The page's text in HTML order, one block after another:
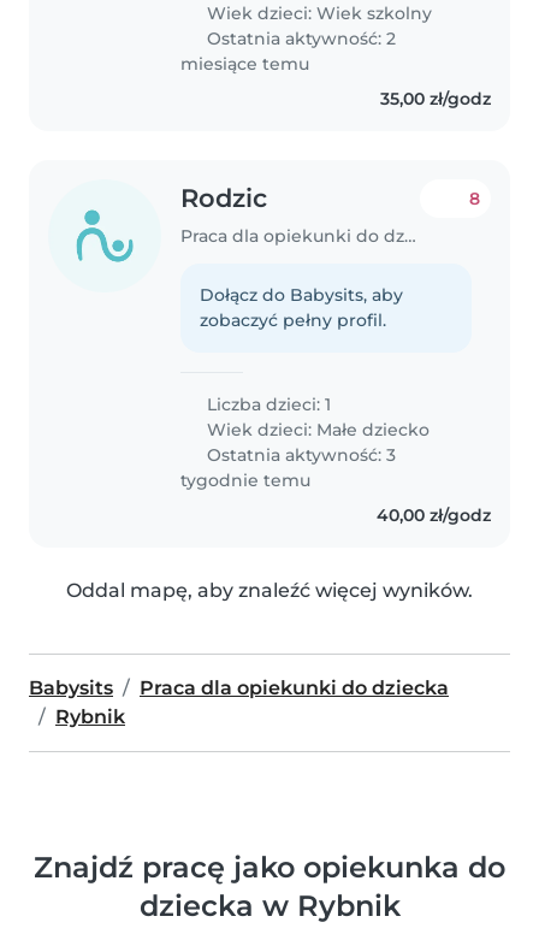
Wiek dzieci:Wiek szkolny
Ostatnia aktywność: 2
miesiące temu
35,00 zł/godz
Rodzic
Praca dla opiekunki do dziecka w Rybnik
8
Dołącz do Babysits, aby
zobaczyć pełny profil.
Liczba dzieci: 1
Wiek dzieci: Małe dziecko
Ostatnia aktywność: 3
tygodnie temu
40,00 zł/godz
Oddal mapę, aby znaleźć więcej wyników.
Babysits
Praca dla opiekunki do dziecka
Rybnik
Znajdź pracę jako opiekunka do
dziecka w Rybnik